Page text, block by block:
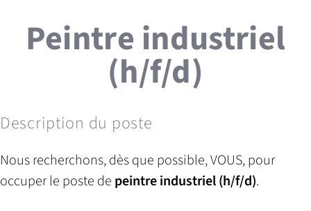
Peintre industriel
(h/f/d)
Description du poste
Nous recherchons, dès que possible, VOUS, pour
occuper le poste de peintre industriel (h/f/d).